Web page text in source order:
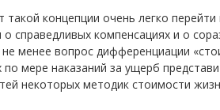
концепции очень легко перейти
справедливых компенсациях и о
менее вопрос дифференциации
мере наказаний за ущерб
некоторых методик стоимости